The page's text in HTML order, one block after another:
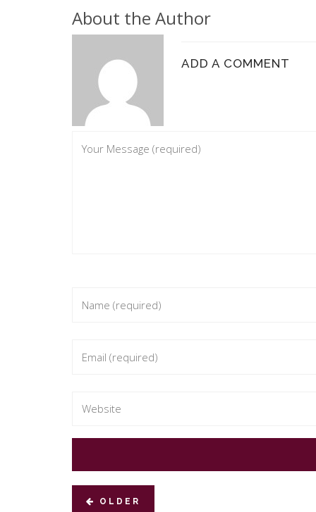
About the Author
ADD A COMMENT
OLDER